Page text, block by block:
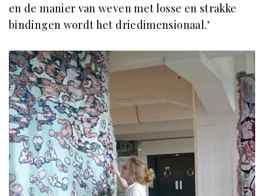
en de manier van weven met losse en strakke
bindingen wordt het driedimensionaal.’